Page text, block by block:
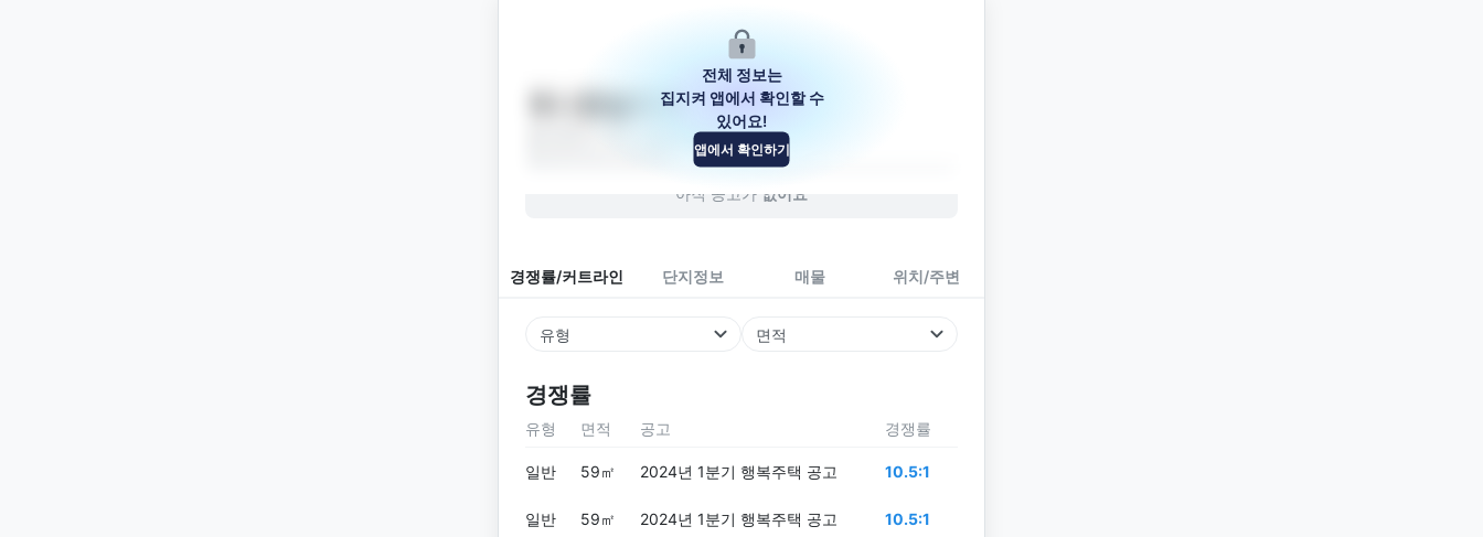
애니원빌리지
울산광역시 중구 성안11길 26
아직 공고가 없어요
경쟁률/커트라인 단지정보 매물 위치/주변
유형 면적
경쟁률
전체 정보는
집지켜 앱에서 확인할 수
있어요!
앱에서 확인하기
유형 면적 공고 경쟁률
일반 59㎡ 2024년 1분기 행복주택 공고 10.5:1
일반 59㎡ 2024년 1분기 행복주택 공고 10.5:1